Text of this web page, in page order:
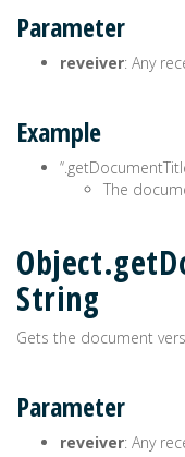
Parameter
reveiver: Any
Example
The
String
Gets the document
Parameter
reveiver: Any